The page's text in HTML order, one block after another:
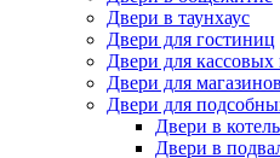
Двери в таунхаус
Двери для гостиниц
Двери для
Двери для магазинов
Двери для
Двери в
Двери в